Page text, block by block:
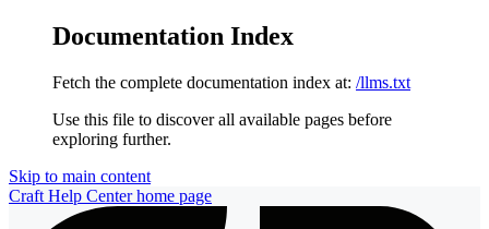
Documentation Index
Fetch the complete documentation index at: /llms.txt
Use this file to discover all available pages before
exploring further.
Skip to main content
Craft Help Centerhome page